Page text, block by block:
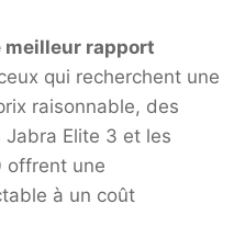
meilleur rapport
qui recherchent une
raisonnable, des
Elite 3 et les
offrent une
à un coût